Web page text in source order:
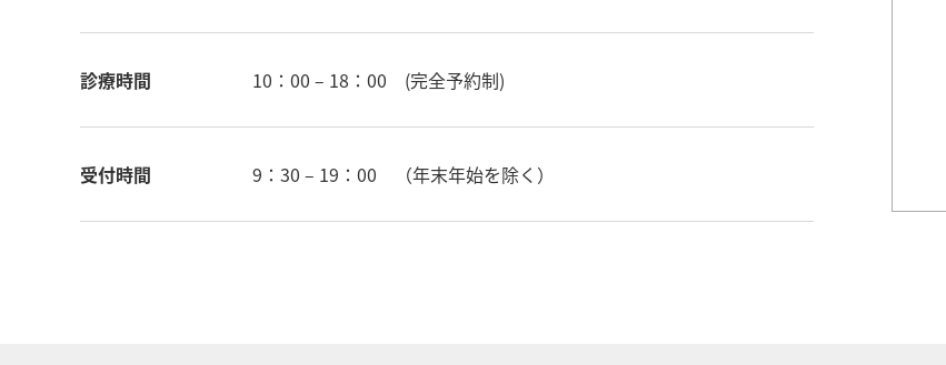
診療時間 10：00 – 18：00 (完全予約制)
受付時間 9：30 – 19：00 （年末年始を除く）